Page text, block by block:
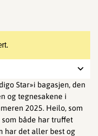
Star»i bagasjen, den
og tegnesakene i
2025. Heilo, som
både har truffet
har det aller best og